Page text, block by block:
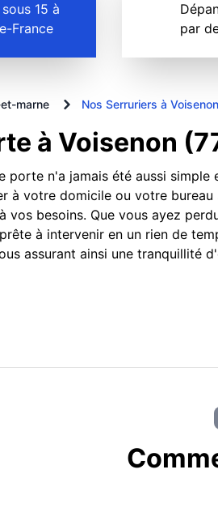
15 à
France
par
marne Nos Serruriers à Voisenon
à Voisenon
porte n'a jamais été aussi
à votre domicile ou votre
vos besoins. Que vous ayez
à intervenir en un rien de
assurant ainsi une tranquillité